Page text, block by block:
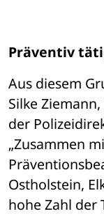
Präventiv
Aus diesem
Silke
der
„Zusammen
Ostholstein,
hohe Zahl der